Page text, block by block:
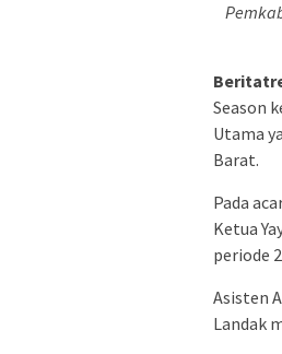
Season
Utama
Barat.
Pada
Ketua
periode
Asisten
Landak